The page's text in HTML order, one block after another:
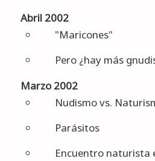
Abril 2002
"Maricones"
Pero ¿hay más
Marzo 2002
Nudismo vs.
Parásitos
Encuentro naturista